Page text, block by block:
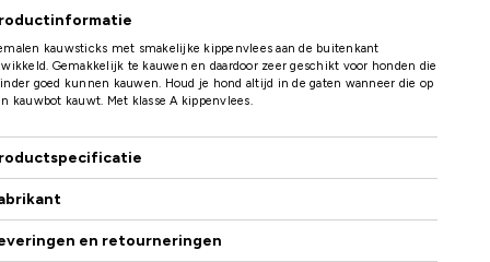
kauwsticks met smakelijke kippenvlees aan de buitenkant
Gemakkelijk te kauwen en daardoor zeer geschikt voor honden die
goed kunnen kauwen. Houd je hond altijd in de gaten wanneer die op
kauwbot kauwt. Met klasse A kippenvlees.
en retourneringen